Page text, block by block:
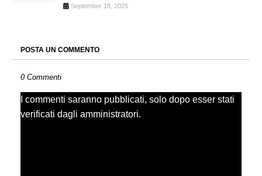
September 18, 2025
POSTA UN COMMENTO
0 Commenti
I commenti saranno pubblicati, solo dopo esser stati
verificati dagli amministratori.